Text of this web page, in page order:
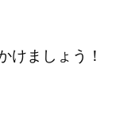
けましょう！